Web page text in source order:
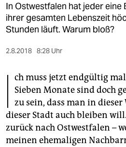
berlin
verlag
verlag
veranstaltungen
shop
In Ostwestfalen hat jeder eine
ihrer gesamten Lebenszeit
Stunden läuft. Warum bloß?
2.8.2018 8:28 Uhr
I ch muss jetzt endgültig
Sieben Monate sind doch
zu sein, dass man in
dieser Stadt auch bleiben
zurück nach Ostwestfalen –
meinen ehemaligen